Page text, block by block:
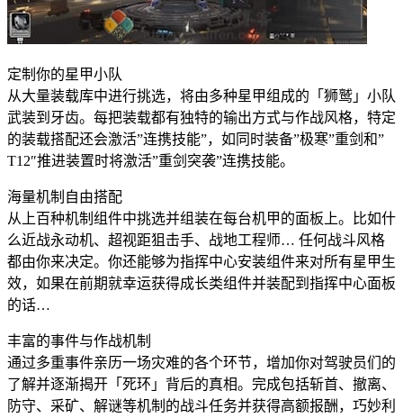
定制你的星甲小队
从大量装载库中进行挑选，将由多种星甲组成的「狮鹫」小队
武装到牙齿。每把装载都有独特的输出方式与作战风格，特定
的装载搭配还会激活”连携技能”，如同时装备”极寒”重剑和”
T12″推进装置时将激活”重剑突袭”连携技能。
海量机制自由搭配
从上百种机制组件中挑选并组装在每台机甲的面板上。比如什
么近战永动机、超视距狙击手、战地工程师… 任何战斗风格
都由你来决定。你还能够为指挥中心安装组件来对所有星甲生
效，如果在前期就幸运获得成长类组件并装配到指挥中心面板
的话…
丰富的事件与作战机制
通过多重事件亲历一场灾难的各个环节，增加你对驾驶员们的
了解并逐渐揭开「死环」背后的真相。完成包括斩首、撤离、
防守、采矿、解谜等机制的战斗任务并获得高额报酬，巧妙利